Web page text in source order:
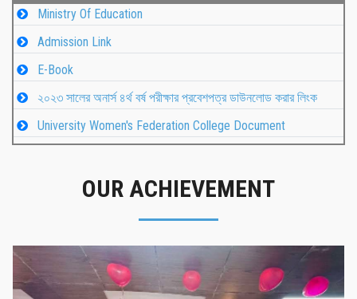
Ministry Of Education
Admission Link
E-Book
২০২৩ সালের অনার্স ৪র্থ বর্ষ পরীক্ষার প্রবেশপত্র ডাউনলোড করার লিংক
University Women's Federation College Document
OUR ACHIEVEMENT